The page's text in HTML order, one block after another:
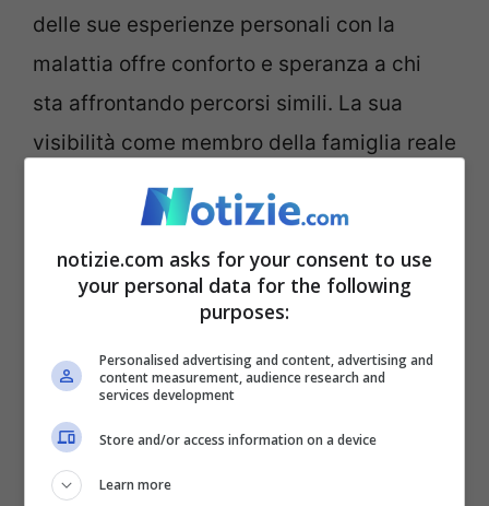
delle sue esperienze personali con la
malattia offre conforto e speranza a chi
sta affrontando percorsi simili. La sua
visibilità come membro della famiglia reale
britannica amplifica il messaggio,
raggiungendo persone in tutto il mondo.
Questa apertura non solo aiuta a rompere i
tabù associati al cancro ma enfatizza
spesso vengono riscoperti da chi
attraversa queste prove.
notizie.com asks for your consent to use
your personal data for the following
purposes:
Personalised advertising and content, advertising and
content measurement, audience research and
services development
Store and/or access information on a device
Learn more